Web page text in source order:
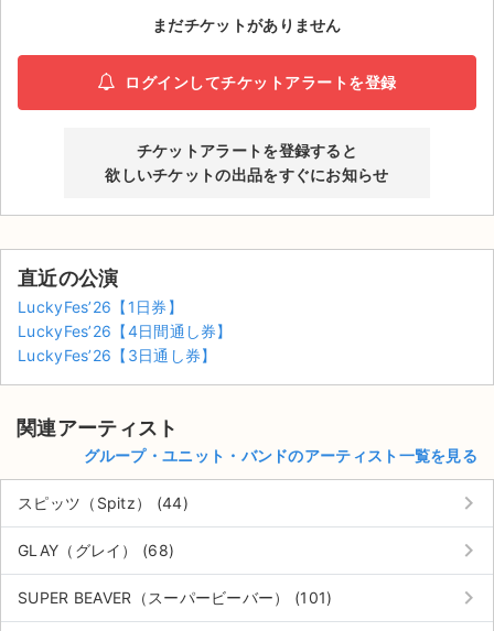
演劇・ミュージカル
ご利用ガイド
よくある質問
お知らせ
まだチケットがありません
ログインしてチケットアラートを登録
チケットアラートを登録すると
欲しいチケットの出品をすぐにお知らせ
直近の公演
LuckyFes’26【1日券】
LuckyFes’26【4日間通し券】
LuckyFes’26【3日通し券】
関連アーティスト
グループ・ユニット・バンドのアーティスト一覧を見る
スピッツ（Spitz） (44) keyboard_arrow_right
GLAY（グレイ） (68) keyboard_arrow_right
SUPER BEAVER（スーパービーバー） (101) keyboard_arrow_right